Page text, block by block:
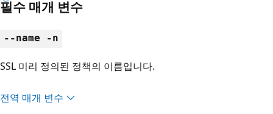
필수 매개 변수
--name -n
SSL 미리 정의된 정책의 이름입니다.
전역 매개 변수